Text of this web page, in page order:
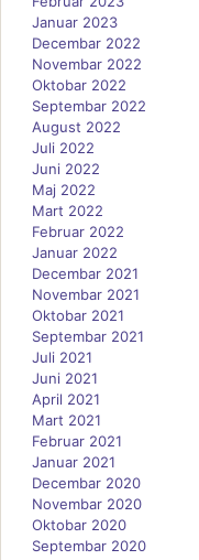
Januar 2023
Decembar 2022
Novembar 2022
Oktobar 2022
Septembar 2022
August 2022
Juli 2022
Juni 2022
Maj 2022
Mart 2022
Februar 2022
Januar 2022
Decembar 2021
Novembar 2021
Oktobar 2021
Septembar 2021
Juli 2021
Juni 2021
April 2021
Mart 2021
Februar 2021
Januar 2021
Decembar 2020
Novembar 2020
Oktobar 2020
Septembar 2020